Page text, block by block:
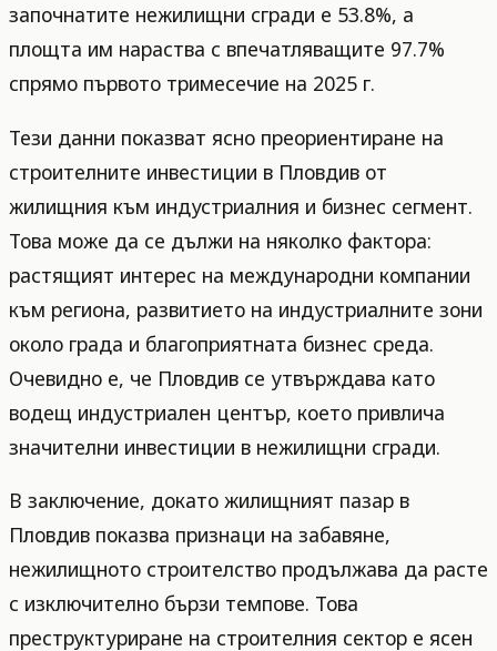
започнатите нежилищни сгради е 53.8%, а
площта им нараства с впечатляващите 97.7%
спрямо първото тримесечие на 2025 г.
Тези данни показват ясно преориентиране на
строителните инвестиции в Пловдив от
жилищния към индустриалния и бизнес сегмент.
Това може да се дължи на няколко фактора:
растящият интерес на международни компании
към региона, развитието на индустриалните зони
около града и благоприятната бизнес среда.
Очевидно е, че Пловдив се утвърждава като
водещ индустриален център, което привлича
значителни инвестиции в нежилищни сгради.
В заключение, докато жилищният пазар в
Пловдив показва признаци на забавяне,
нежилищното строителство продължава да расте
с изключително бързи темпове. Това
преструктуриране на строителния сектор е ясен